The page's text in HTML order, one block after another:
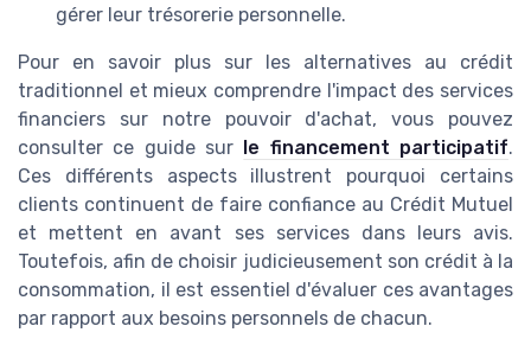
gérer leur trésorerie personnelle.
Pour en savoir plus sur les alternatives au crédit
traditionnel et mieux comprendre l'impact des services
financiers sur notre pouvoir d'achat, vous pouvez
consulter ce guide sur
le financement participatif.
Ces différents aspects illustrent pourquoi certains
clients continuent de faire confiance au Crédit Mutuel
et mettent en avant ses services dans leurs avis.
Toutefois, afin de choisir judicieusement son crédit à la
consommation, il est essentiel d'évaluer ces avantages
par rapport aux besoins personnels de chacun.